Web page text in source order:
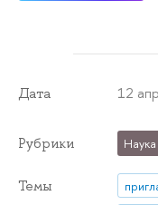
Дата 12
Рубрики Наука
Темы